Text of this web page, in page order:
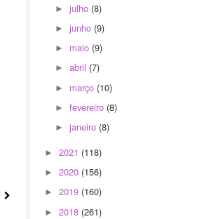
►julho (8)
►junho (9)
► maio (9)
►abril (7)
► março (10)
►fevereiro (8)
►janeiro (8)
► 2021 (118)
► 2020 (156)
► 2019 (160)
► 2018 (261)